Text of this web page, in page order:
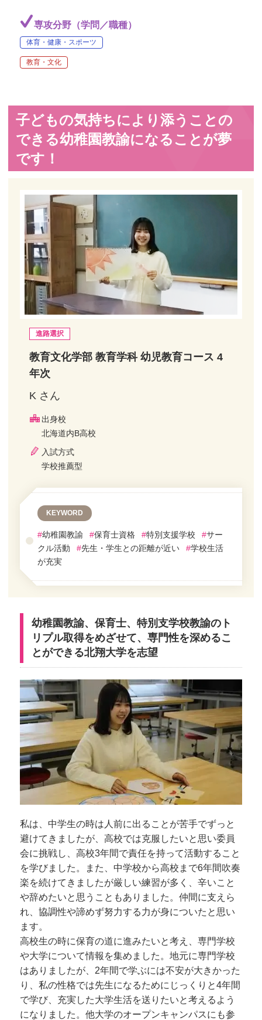
専攻分野（学問／職種）
体育・健康・スポーツ
教育・文化
子どもの気持ちにより添うことの
できる幼稚園教諭になることが夢
です！
進路選択
教育文化学部 教育学科 幼児教育コース 4
年次
K さん
出身校
北海道内B高校
入試方式
学校推薦型
KEYWORD
#幼稚園教諭 #保育士資格 #特別支援学校 #サー
クル活動
#先生・学生との距離が近い #学校生活
が充実
幼稚園教諭、保育士、特別支学校教諭のト
リプル取得をめざせて、専門性を深めるこ
とができる北翔大学を志望
私は、中学生の時は人前に出ることが苦手でずっと
避けてきましたが、高校では克服したいと思い委員
会に挑戦し、高校3年間で責任を持って活動すること
を学びました。また、中学校から高校まで6年間吹奏
楽を続けてきましたが厳しい練習が多く、辛いこと
や辞めたいと思うこともありました。仲間に支えら
れ、協調性や諦めず努力する力が身についたと思い
ます。
高校生の時に保育の道に進みたいと考え、専門学校
や大学について情報を集めました。地元に専門学校
はありましたが、2年間で学ぶには不安が大きかった
り、私の性格では先生になるためにじっくりと4年間
で学び、充実した大学生活を送りたいと考えるよう
になりました。他大学のオープンキャンパスにも参